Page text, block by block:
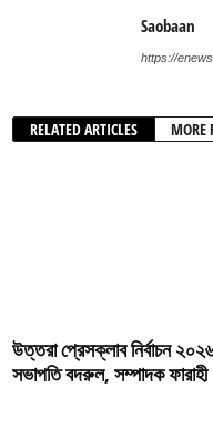
Saobaan
https://
RELATED ARTICLES MORE
উত্তরা প্রেসক্লাব নির্বাচন
সভাপতি বদরুল, সম্পাদক ফারাহী